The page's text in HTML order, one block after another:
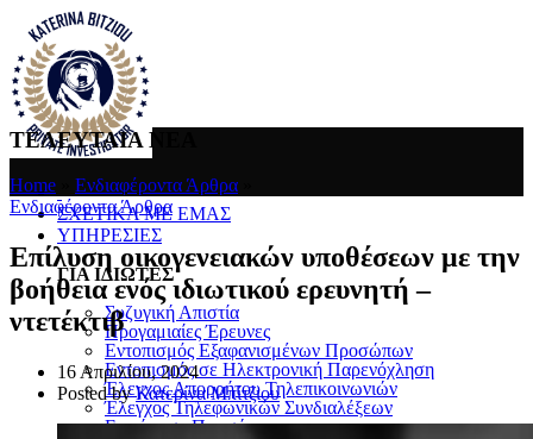
ΣΧΕΤΙΚΑ ΜΕ ΕΜΑΣ
ΥΠΗΡΕΣΙΕΣ
ΓΙΑ ΙΔΙΩΤΕΣ
Συζυγική Απιστία
Προγαμιαίες Έρευνες
Εντοπισμός Εξαφανισμένων Προσώπων
Εντοπισμός σε Ηλεκτρονική Παρενόχληση
Έλεγχος Απορρήτου Τηλεπικοινωνιών
Έλεγχος Τηλεφωνικών Συνδιαλέξεων
Επιτήρηση Προσώπων
ΤΕΛΕΥΤΑΙΑ ΝΕΑ
Home Ενδιαφέροντα Άρθρα
Ενδιαφέροντα Άρθρα
Επίλυση οικογενειακών υποθέσεων με την
βοήθεια ενός ιδιωτικού ερευνητή –
ντετέκτιβ
16 Απριλίου, 2024
Posted by Κατερίνα Μπίτζιου